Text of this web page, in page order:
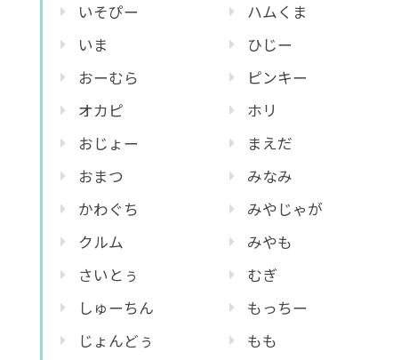
いそぴー
いま
おーむら
オカピ
おじょー
おまつ
かわぐち
クルム
さいとぅ
しゅーちん
じょんどぅ
ハムくま
ひじー
ピンキー
ホリ
まえだ
みなみ
みやじゃが
みやも
むぎ
もっちー
もも